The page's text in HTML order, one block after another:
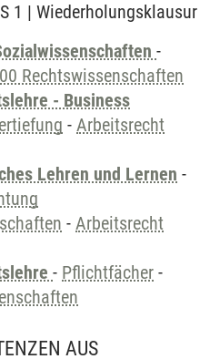
1 | Wiederholungsklausur
-
Rechtswissenschaften
- Business
- Arbeitsrecht
Lehren und Lernen -
- Arbeitsrecht
- Pflichtfächer -
AUS